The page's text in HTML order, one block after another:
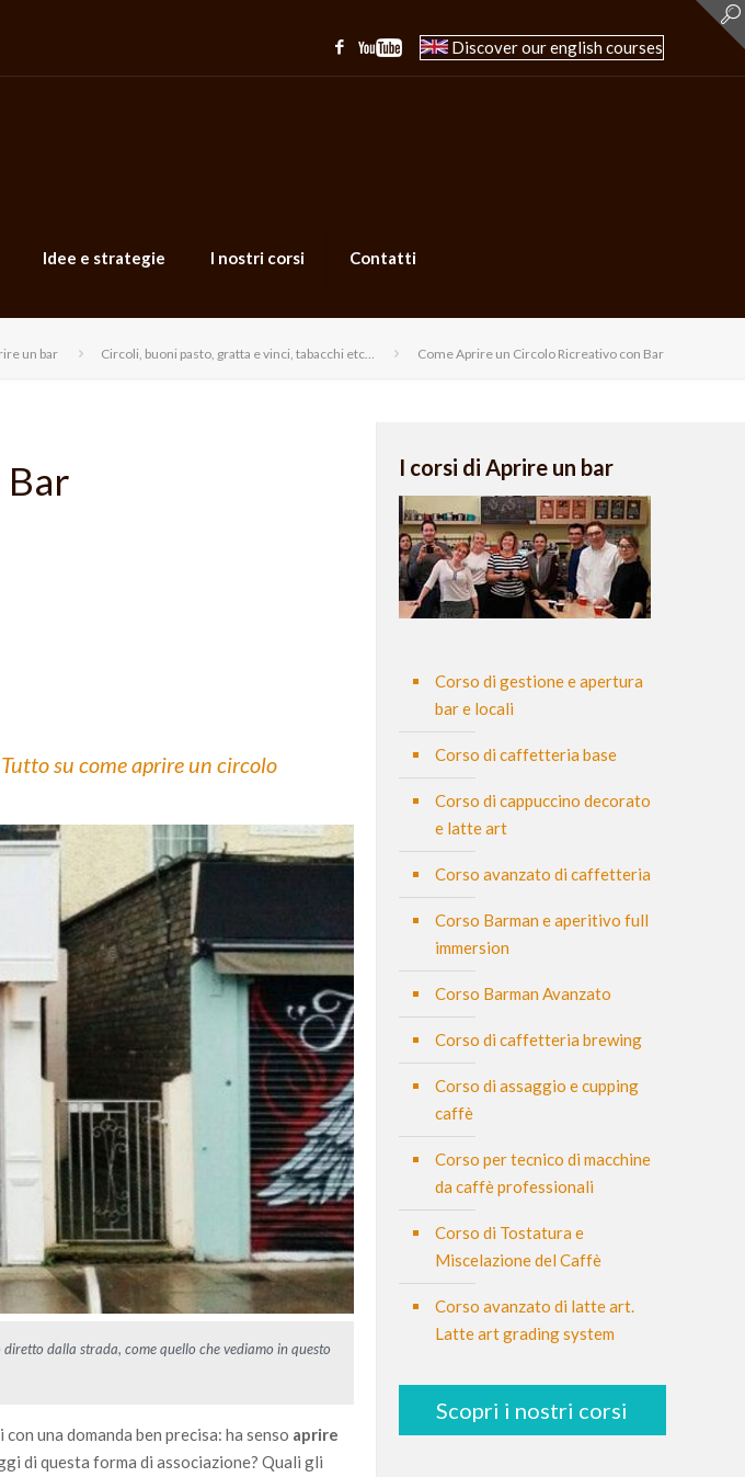
Discover our english courses
Idee e strategie I nostri corsi Contatti
un bar Circoli, buoni pasto, gratta e vinci, tabacchi etc… Come Aprire un Circolo Ricreativo con Bar
Bar
su come aprire un circolo
dalla strada, come quello che vediamo in questo
una domanda ben precisa: ha senso aprire
di questa forma di associazione? Quali gli
I corsi di Aprire un bar
Corso di gestione e apertura
bar e locali
Corso di caffetteria base
Corso di cappuccino decorato
e latte art
Corso avanzato di caffetteria
Corso Barman e aperitivo full
immersion
Corso Barman Avanzato
Corso di caffetteria brewing
Corso di assaggio e cupping
caffè
Corso per tecnico di macchine
da caffè professionali
Corso di Tostatura e
Miscelazione del Caffè
Corso avanzato di latte art.
Latte art grading system
Scopri i nostri corsi